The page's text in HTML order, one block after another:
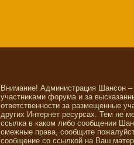
Внимание! Администрация Шансон
участниками форума и за
ответственности за размещенные
других Интернет ресурсах. Тем не
ссылка в каком либо сообщении
смежные права, сообщите
сообщение со ссылкой на Ваш